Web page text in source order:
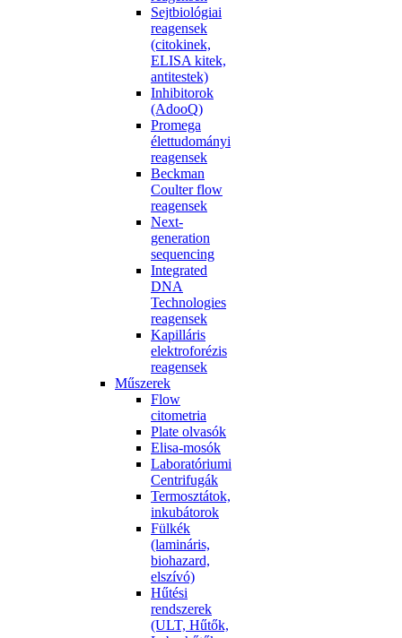
Sejtbiológiai
reagensek
(citokinek,
ELISA kitek,
antitestek)
Inhibitorok
(AdooQ)
Promega
élettudományi
reagensek
Beckman
Coulter flow
reagensek
Next-
generation
sequencing
Integrated
DNA
Technologies
reagensek
Kapilláris
elektroforézis
reagensek
Műszerek
Flow
citometria
Plate olvasók
Elisa-mosók
Laboratóriumi
Centrifugák
Termosztátok,
inkubátorok
Fülkék
(lamináris,
biohazard,
elszívó)
Hűtési
rendszerek
(ULT, Hűtők,